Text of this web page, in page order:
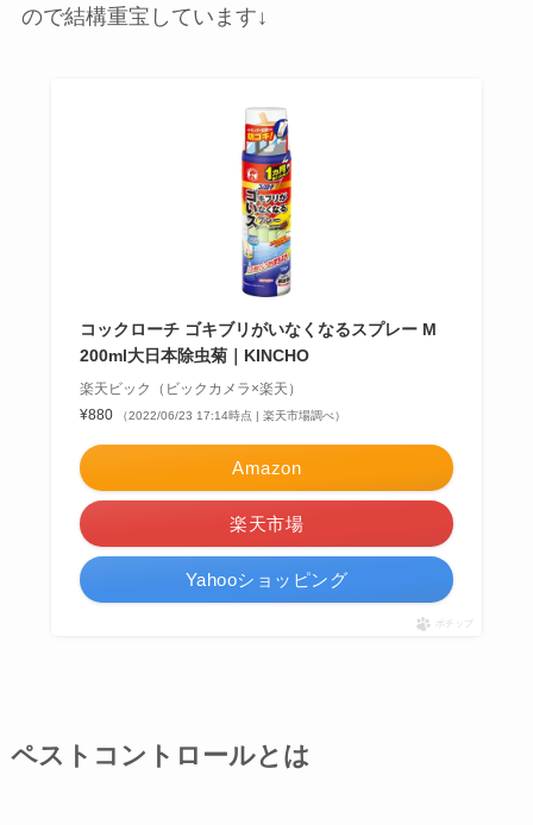
ので結構重宝しています↓
コックローチ ゴキブリがいなくなるスプレー M
200ml大日本除虫菊｜KINCHO
楽天ビック（ビックカメラ×楽天）
¥880
（2022/06/23 17:14時点 | 楽天市場調べ）
Amazon
楽天市場
Yahooショッピング
ポチップ
ペストコントロールとは